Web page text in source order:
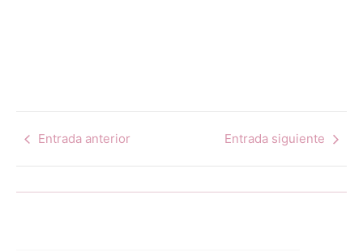
Entrada anterior Entrada siguiente